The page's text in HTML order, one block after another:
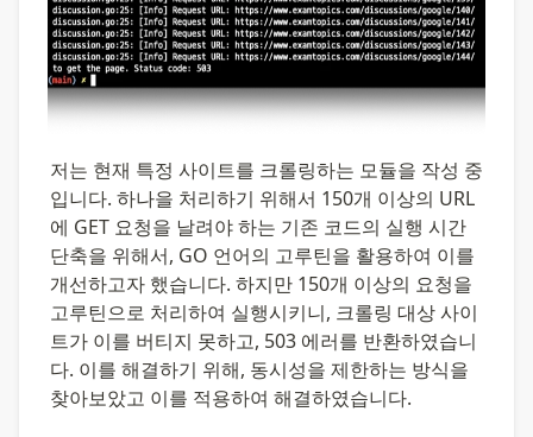
저는 현재 특정 사이트를 크롤링하는 모듈을 작성 중
입니다. 하나을 처리하기 위해서 150개 이상의 URL
에 GET 요청을 날려야 하는 기존 코드의 실행 시간
단축을 위해서, GO 언어의 고루틴을 활용하여 이를
개선하고자 했습니다. 하지만 150개 이상의 요청을
고루틴으로 처리하여 실행시키니, 크롤링 대상 사이
트가 이를 버티지 못하고, 503 에러를 반환하였습니
다. 이를 해결하기 위해, 동시성을 제한하는 방식을
찾아보았고 이를 적용하여 해결하였습니다.